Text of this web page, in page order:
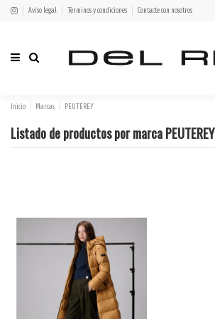
Aviso legal Términos y condiciones Contacte con nosotros
Inicio Marcas PEUTEREY
Listado de productos por marca PEUTEREY